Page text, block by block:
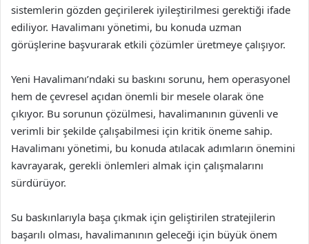
sistemlerin gözden geçirilerek iyileştirilmesi gerektiği ifade
ediliyor. Havalimanı yönetimi, bu konuda uzman
görüşlerine başvurarak etkili çözümler üretmeye çalışıyor.
Yeni Havalimanı’ndaki su baskını sorunu, hem operasyonel
hem de çevresel açıdan önemli bir mesele olarak öne
çıkıyor. Bu sorunun çözülmesi, havalimanının güvenli ve
verimli bir şekilde çalışabilmesi için kritik öneme sahip.
Havalimanı yönetimi, bu konuda atılacak adımların önemini
kavrayarak, gerekli önlemleri almak için çalışmalarını
sürdürüyor.
Su baskınlarıyla başa çıkmak için geliştirilen stratejilerin
başarılı olması, havalimanının geleceği için büyük önem